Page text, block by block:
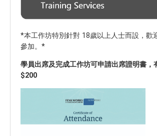
*本工作坊特別針對 18歲以上人士而設，歡
參加。*
學員出席及完成工作坊可申請出席證明書，
$200